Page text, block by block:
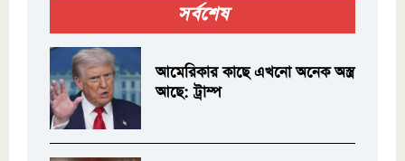
সর্বশেষ
আমেরিকার কাছে এখনো অনেক অস্ত্র
আছে: ট্রাম্প